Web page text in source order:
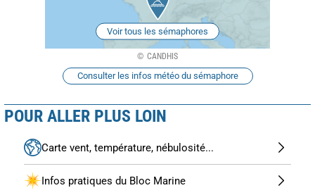
Voir tous les sémaphores
CANDHIS
Consulter les infos météo du sémaphore
POUR ALLER PLUS LOIN
Carte vent, température, nébulosité...
Infos pratiques du Bloc Marine